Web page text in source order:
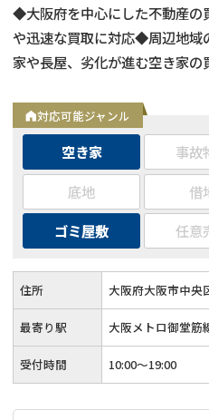
◆大阪府を中心にした不動産
や迅速な買取に対応◆周辺地
家や長屋、劣化が進む空き家
物件や心理的瑕疵物件の買取
む買取対応可能ジャンル
空き家 事故
底地
借
ゴミ屋敷
任意
住所 大阪府大阪市中央
最寄り駅 大阪メトロ御堂筋
受付時間 10:00～19:00